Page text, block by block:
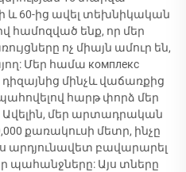
և 60-ից ավել տեխնիկական
համոզված ենք, որ մեր
ոչ միայն ամուր են,
Մեր համա комплекс
դիզայնից մինչև վաճառքից
հարթ փորձ մեր
մեր արտադրական
քառակուսի մետր, ինչը
արդյունավետ բավարարել
պահանջները: Այս տները